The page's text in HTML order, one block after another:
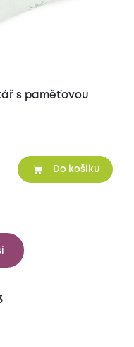
s paměťovou
Do košíku